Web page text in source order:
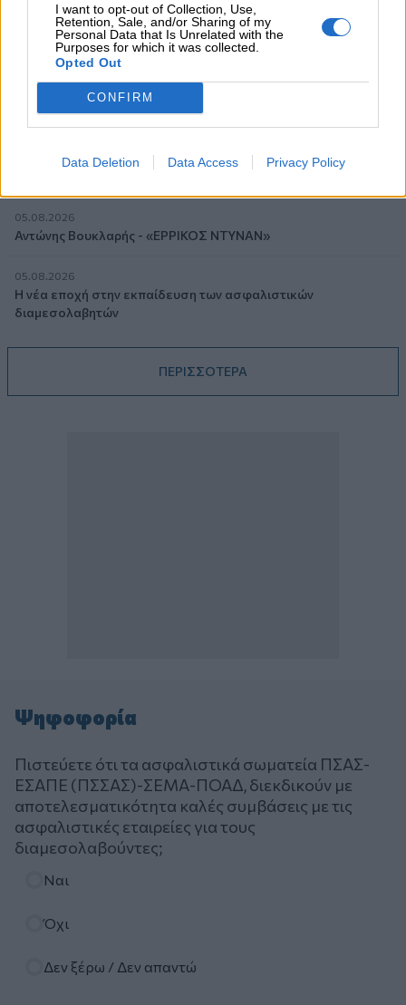
I want to opt-out of Collection, Use,
Retention, Sale, and/or Sharing of my
Personal Data that Is Unrelated with the
Purposes for which it was collected.
Opted Out
CONFIRM
Data Deletion Data Access Privacy Policy
05.08.2026
Randy Schekman, Νομπελίστας Ιατρικής: «Σε πέντε χρόνια
μπορεί να έχουμε θεραπεία που αναστέλλει την εξέλιξη του
Ε.Ε και παράνομη μετανάστευση: προτάσεις και δράσεις με
05.08.2026
Αντώνης Βουκλαρής - «ΕΡΡΙΚΟΣ ΝΤΥΝΑΝ»
05.08.2026
Η νέα εποχή στην εκπαίδευση των ασφαλιστικών
διαμεσολαβητών
ΠΕΡΙΣΣΟΤΕΡΑ
Ψηφοφορία
Πιστεύετε ότι τα ασφαλιστικά σωματεία ΠΣΑΣ-
ΕΣΑΠΕ (ΠΣΣΑΣ)-ΣΕΜΑ-ΠΟΑΔ, διεκδικούν με
αποτελεσματικότητα καλές συμβάσεις με τις
ασφαλιστικές εταιρείες για τους
διαμεσολαβούντες;
Ναι
Όχι
Δεν ξέρω / Δεν απαντώ